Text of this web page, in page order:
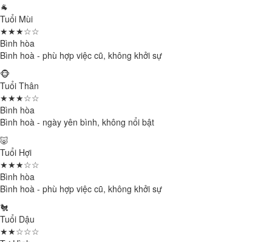
🐐
Tuổi Mùi
★★★☆☆
Bình hòa
Bình hoà - phù hợp việc cũ, không khởi sự
🐵
Tuổi Thân
★★★☆☆
Bình hòa
Bình hoà - ngày yên bình, không nổi bật
🐷
Tuổi Hợi
★★★☆☆
Bình hòa
Bình hoà - phù hợp việc cũ, không khởi sự
🐔
Tuổi Dậu
★★☆☆☆